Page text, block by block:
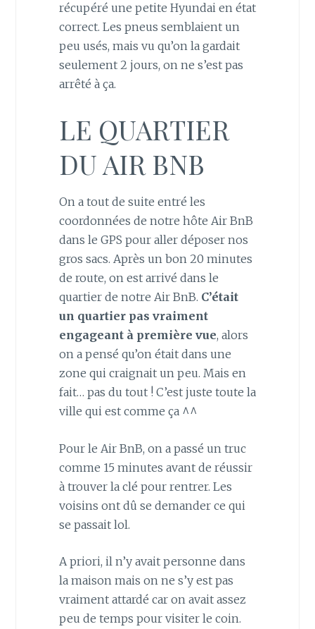
récupéré une petite Hyundai en état
correct. Les pneus semblaient un
peu usés, mais vu qu’on la gardait
seulement 2 jours, on ne s’est pas
arrêté à ça.
LE QUARTIER
DU AIR BNB
On a tout de suite entré les
coordonnées de notre hôte Air BnB
dans le GPS pour aller déposer nos
gros sacs. Après un bon 20 minutes
de route, on est arrivé dans le
quartier de notre Air BnB. C’était
un quartier pas vraiment
engageant à première vue, alors
on a pensé qu’on était dans une
zone qui craignait un peu. Mais en
fait… pas du tout ! C’est juste toute la
ville qui est comme ça ^^
Pour le Air BnB, on a passé un truc
comme 15 minutes avant de réussir
à trouver la clé pour rentrer. Les
voisins ont dû se demander ce qui
se passait lol.
A priori, il n’y avait personne dans
la maison mais on ne s’y est pas
vraiment attardé car on avait assez
peu de temps pour visiter le coin.